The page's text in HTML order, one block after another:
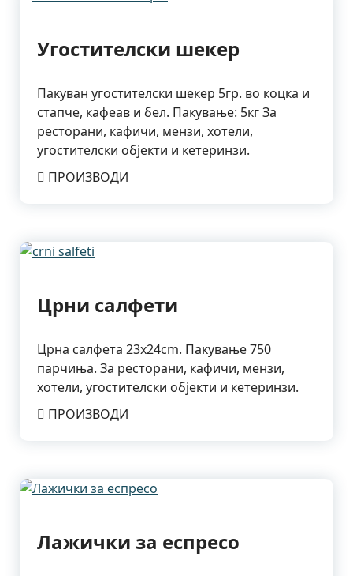
Угостителски шекер
Пакуван угостителски шекер 5гр. во коцка и
стапче, кафеав и бел. Пакување: 5кг За
ресторани, кафичи, мензи, хотели,
угостителски објекти и кетеринзи.
ПРОИЗВОДИ
Црни салфети
Црна салфета 23x24cm. Пакување 750
парчиња. За ресторани, кафичи, мензи,
хотели, угостителски објекти и кетеринзи.
ПРОИЗВОДИ
Лажички за еспресо